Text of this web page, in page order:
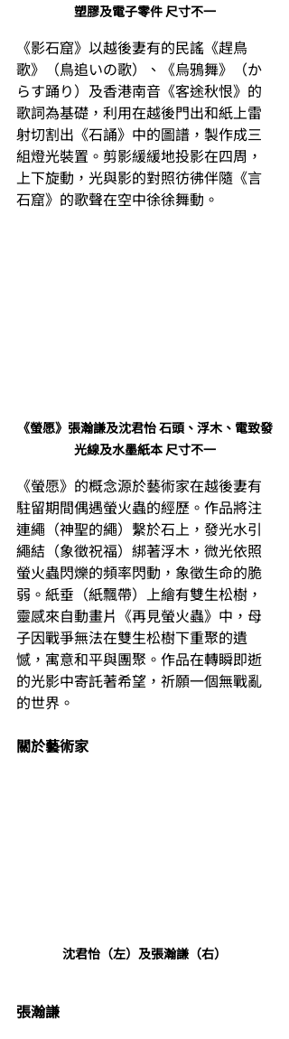
塑膠及電子零件 尺寸不一
《影石窟》以越後妻有的民謠《趕鳥
歌》（鳥追いの歌）、《烏鴉舞》（か
らす踊り）及香港南音《客途秋恨》的
歌詞為基礎，利用在越後門出和紙上雷
射切割出《石誦》中的圖譜，製作成三
組燈光裝置。剪影緩緩地投影在四周，
上下旋動，光與影的對照彷彿伴隨《言
石窟》的歌聲在空中徐徐舞動。
《螢愿》張瀚謙及沈君怡 石頭、浮木、電致發
光線及水墨紙本 尺寸不一
《螢愿》的概念源於藝術家在越後妻有
駐留期間偶遇螢火蟲的經歷。作品將注
連繩（神聖的繩）繫於石上，發光水引
繩結（象徵祝福）綁著浮木，微光依照
螢火蟲閃爍的頻率閃動，象徵生命的脆
弱。紙垂（紙飄帶）上繪有雙生松樹，
靈感來自動畫片《再見螢火蟲》中，母
子因戰爭無法在雙生松樹下重聚的遺
憾，寓意和平與團聚。作品在轉瞬即逝
的光影中寄託著希望，祈願一個無戰亂
的世界。
關於藝術家
沈君怡（左）及張瀚謙（右）
張瀚謙